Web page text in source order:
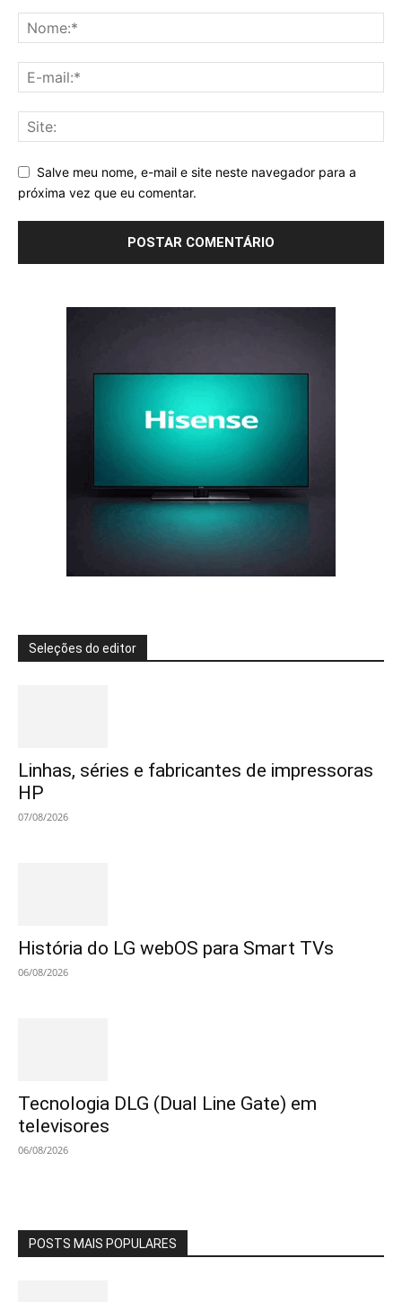
Salve meu nome, e-mail e site neste navegador para a
próxima vez que eu comentar.
Seleções do editor
Linhas, séries e fabricantes de impressoras
HP
07/08/2026
História do LG webOS para Smart TVs
06/08/2026
Tecnologia DLG (Dual Line Gate) em
televisores
06/08/2026
POSTS MAIS POPULARES